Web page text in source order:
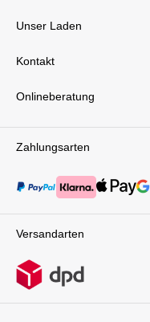
Zahlungsarten
Versandarten
Unser Laden
Kontakt
Onlineberatung